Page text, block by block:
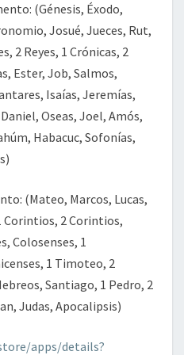
(Génesis, Éxodo,
Josué, Jueces, Rut,
2 Reyes, 1 Crónicas, 2
Ester, Job, Salmos,
Isaías, Jeremías,
Oseas, Joel, Amós,
Habacuc, Sofonías,
(Mateo, Marcos, Lucas,
Corintios, 2 Corintios,
Colosenses, 1
1 Timoteo, 2
Santiago, 1 Pedro, 2
Judas, Apocalipsis)
apps/details?